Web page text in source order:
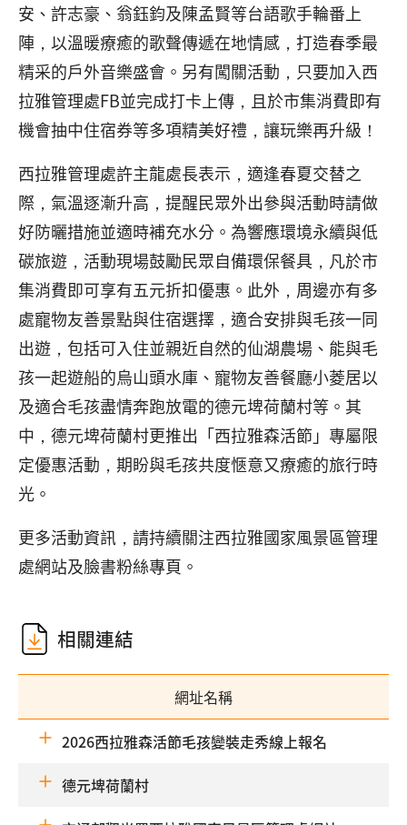
安、許志豪、翁鈺鈞及陳孟賢等台語歌手輪番上
陣，以溫暖療癒的歌聲傳遞在地情感，打造春季最
精采的戶外音樂盛會。另有闖關活動，只要加入西
拉雅管理處FB並完成打卡上傳，且於市集消費即有
機會抽中住宿券等多項精美好禮，讓玩樂再升級！
西拉雅管理處許主龍處長表示，適逢春夏交替之
際，氣溫逐漸升高，提醒民眾外出參與活動時請做
好防曬措施並適時補充水分。為響應環境永續與低
碳旅遊，活動現場鼓勵民眾自備環保餐具，凡於市
集消費即可享有五元折扣優惠。此外，周邊亦有多
處寵物友善景點與住宿選擇，適合安排與毛孩一同
出遊，包括可入住並親近自然的仙湖農場、能與毛
孩一起遊船的烏山頭水庫、寵物友善餐廳小菱居以
及適合毛孩盡情奔跑放電的德元埤荷蘭村等。其
中，德元埤荷蘭村更推出「西拉雅森活節」專屬限
定優惠活動，期盼與毛孩共度愜意又療癒的旅行時
光。
更多活動資訊，請持續關注西拉雅國家風景區管理
處網站及臉書粉絲專頁。
相關連結
網址名稱
2026西拉雅森活節毛孩變裝走秀線上報名
德元埤荷蘭村